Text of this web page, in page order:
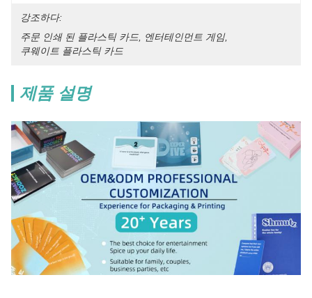
강조하다:
주문 인쇄 된 플라스틱 카드
엔터테인먼트 게임,
쿠웨이트 플라스틱 카드
제품 설명